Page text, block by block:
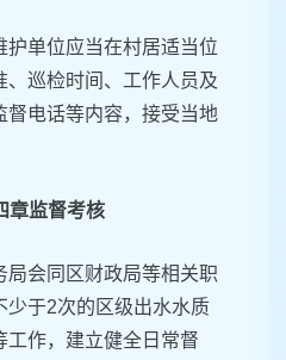
单位应当在村居适当位
、巡检时间、工作人员及
督电话等内容，接受当地
章监督考核
会同区财政局等相关职
少于2次的区级出水水质
工作，建立健全日常督